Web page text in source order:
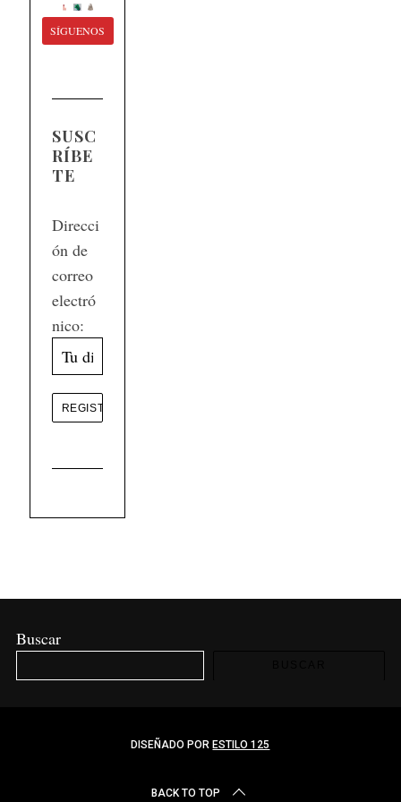
SÍGUENOS
SUSC
RÍBE
TE
Direcci
ón de
correo
electró
nico:
Buscar
DISEÑADO PORESTILO 125
BACK TO TOP